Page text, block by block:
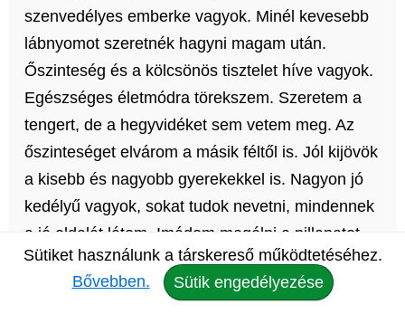
szenvedélyes emberke vagyok. Minél kevesebb
lábnyomot szeretnék hagyni magam után.
Őszinteség és a kölcsönös tisztelet híve vagyok.
Egészséges életmódra törekszem. Szeretem a
tengert, de a hegyvidéket sem vetem meg. Az
őszinteséget elvárom a másik féltől is. Jól kijövök
a kisebb és nagyobb gyerekekkel is. Nagyon jó
kedélyű vagyok, sokat tudok nevetni, mindennek
a jó oldalát látom. Imádom megélni a pillanatot,
hisz nagyon hamar elillan. Egyszerű embernek
tartom magamat, de lehet te másként látsz.
Sütiket használunk a társkereső működtetéséhez.
Bővebben.
Sütik engedélyezése